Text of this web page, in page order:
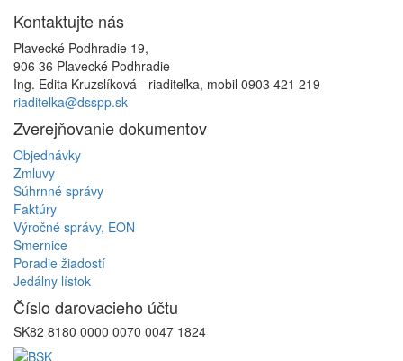
Kontaktujte nás
Plavecké Podhradie 19,
906 36 Plavecké Podhradie
Ing. Edita Kruzslíková - riaditeľka, mobil 0903 421 219
riaditelka@dsspp.sk
Zverejňovaniedokumentov
Objednávky
Zmluvy
Súhrnné správy
Faktúry
Výročné správy, EON
Smernice
Poradie žiadostí
Jedálny lístok
Číslo darovacieho účtu
SK82 8180 0000 0070 0047 1824